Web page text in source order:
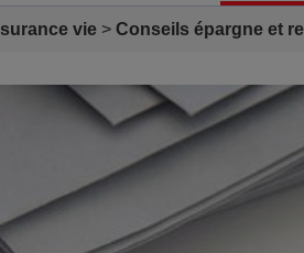
vie Conseils épargne et